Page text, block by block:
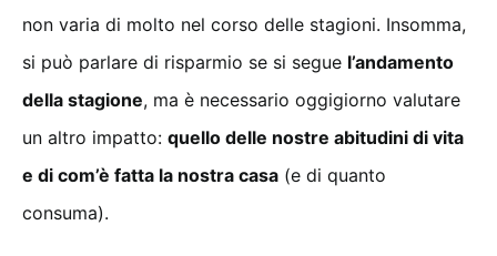
non varia di molto nel corso delle stagioni. Insomma,
si può parlare di risparmio se si segue l’andamento
della stagione, ma è necessario oggigiorno valutare
un altro impatto: quello delle nostre abitudini di vita
e di com’è fatta la nostra casa (e di quanto
consuma).